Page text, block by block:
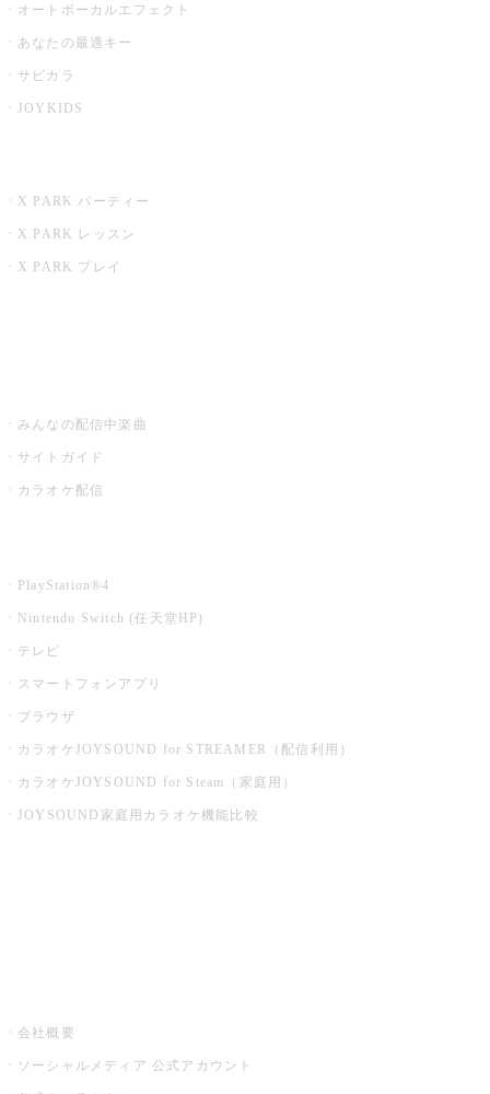
オートボーカルエフェクト
あなたの最適キー
サビカラ
JOYKIDS
X PARK パーティー
X PARK レッスン
X PARK プレイ
みんなの配信中楽曲
サイトガイド
カラオケ配信
PlayStation®4
Nintendo Switch (任天堂HP)
テレビ
スマートフォンアプリ
ブラウザ
カラオケJOYSOUND for STREAMER（配信利用）
カラオケJOYSOUND for Steam（家庭用）
JOYSOUND家庭用カラオケ機能比較
会社概要
ソーシャルメディア 公式アカウント